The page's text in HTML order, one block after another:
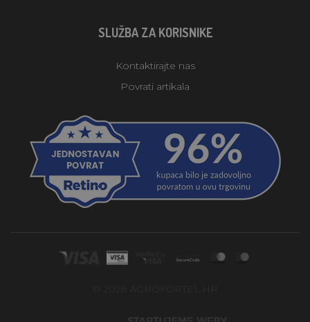
SLUŽBA ZA KORISNIKE
Kontaktirajte nas
Povrati artikala